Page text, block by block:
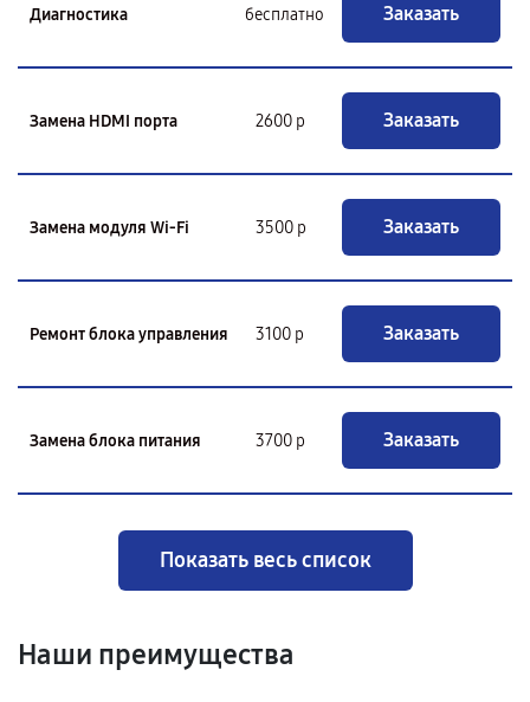
Диагностика бесплатно Заказать
Замена HDMI порта 2600 р Заказать
Замена модуля Wi-Fi 3500 р Заказать
Ремонт блока управления 3100 р Заказать
Замена блока питания 3700 р Заказать
Показать весь список
Наши преимущества